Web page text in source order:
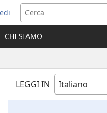
CHI SIAMO
LEGGI IN